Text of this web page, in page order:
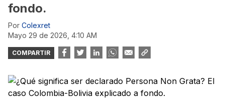
fondo.
Por Colexret
mayo 29 de 2026, 4:10 AM
COMPARTIR